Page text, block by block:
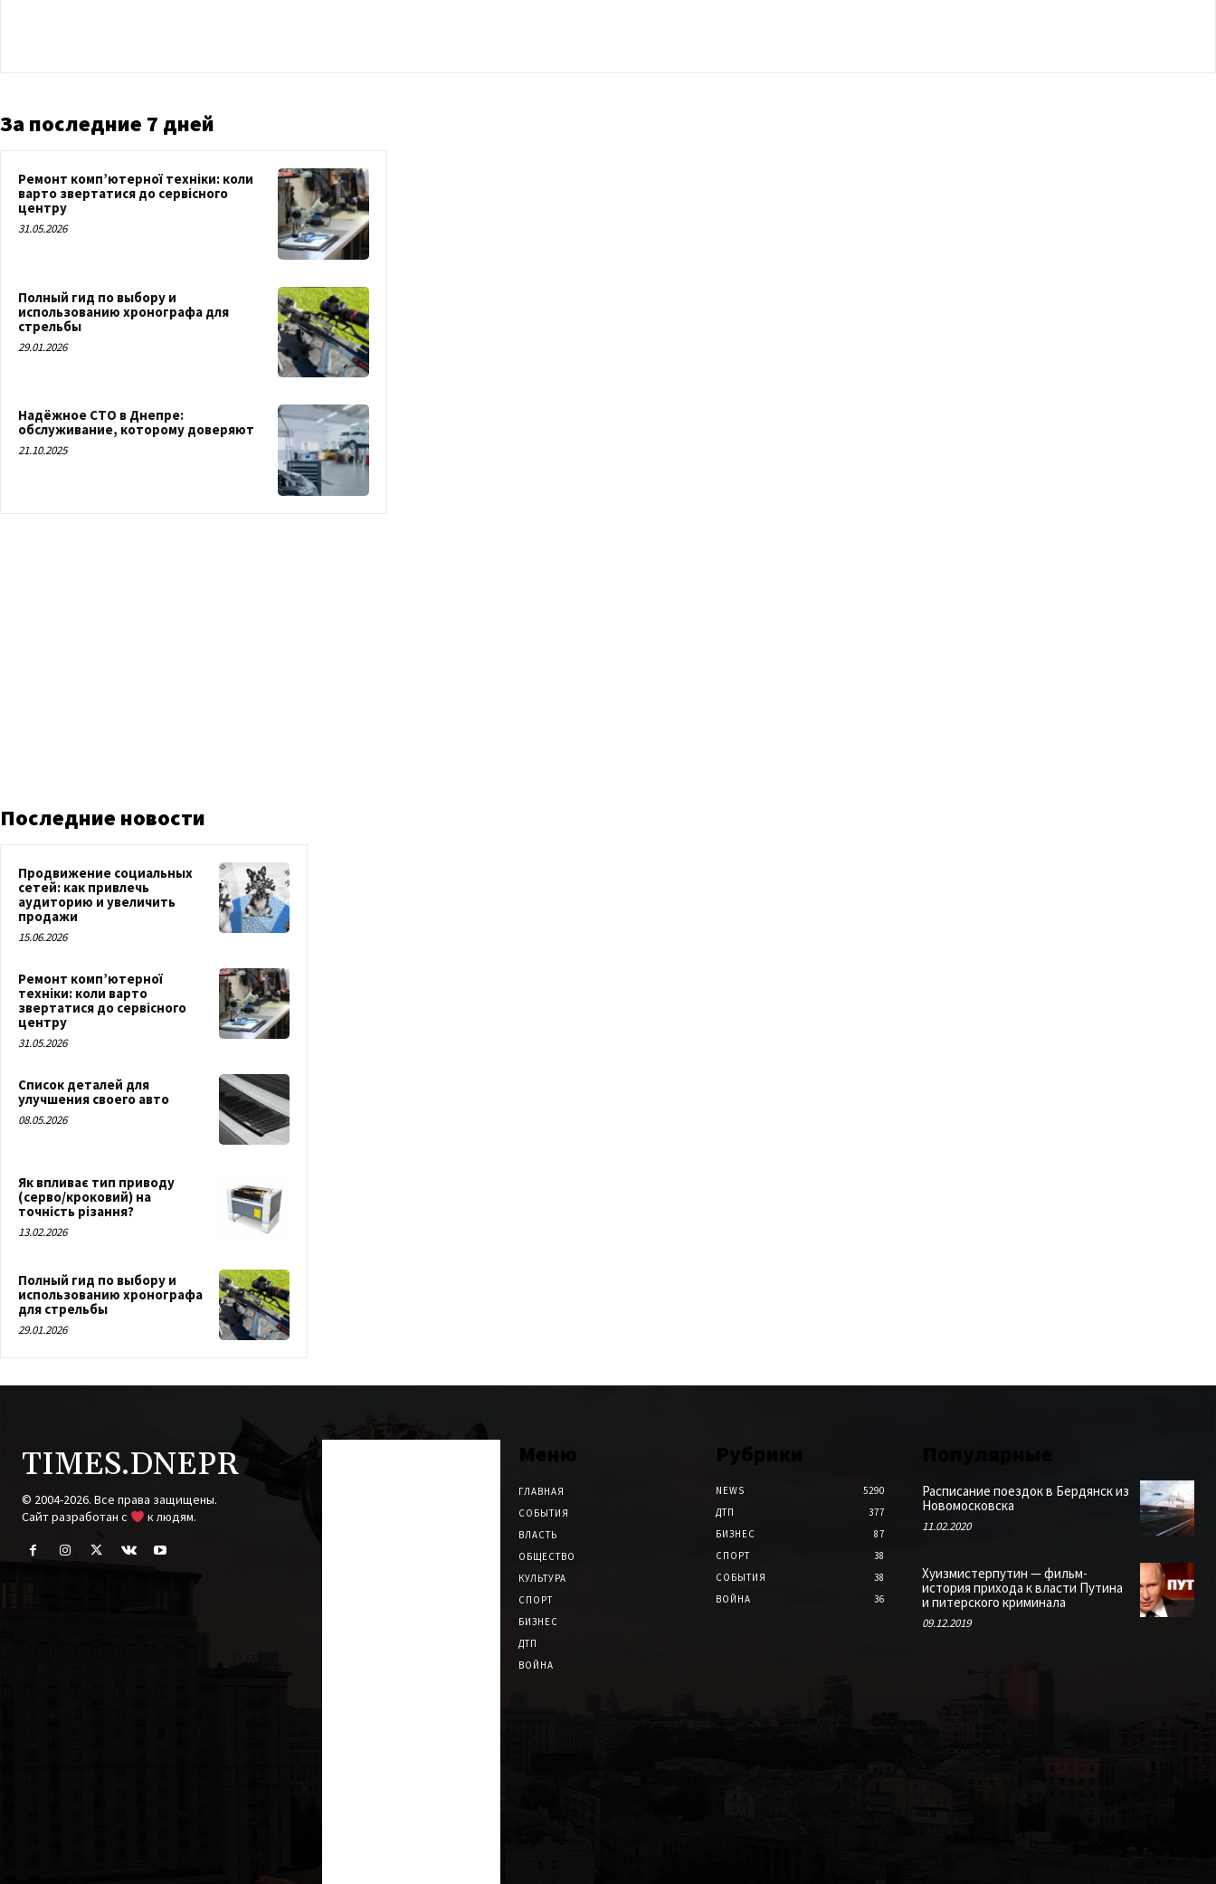
За последние 7 дней
Ремонт комп’ютерної техніки: коли
варто звертатися до сервісного
центру
31.05.2026
Полный гид по выбору и
использованию хронографа для
стрельбы
29.01.2026
Надёжное СТО в Днепре:
обслуживание, которому доверяют
21.10.2025
Последние новости
Продвижение социальных
сетей: как привлечь
аудиторию и увеличить
продажи
15.06.2026
Ремонт комп’ютерної
техніки: коли варто
звертатися до сервісного
центру
31.05.2026
Список деталей для
улучшения своего авто
08.05.2026
Як впливає тип приводу
(серво/кроковий) на
точність різання?
13.02.2026
Полный гид по выбору и
использованию хронографа
для стрельбы
29.01.2026
TIMES.DNEPR
© 2004-2026. Все права защищены.
Cайт разработан с
к людям.
Меню
ГЛАВНАЯ
СОБЫТИЯ
ВЛАСТЬ
ОБЩЕСТВО
КУЛЬТУРА
СПОРТ
БИЗНЕС
ДТП
ВОЙНА
Рубрики
NEWS
5290
ДТП
377
БИЗНЕС
87
СПОРТ
38
СОБЫТИЯ
38
ВОЙНА
36
Расписание поездок в Бердянск из
Новомосковска
11.02.2020
Хуизмистерпутин — фильм-
история прихода к власти Путина
и питерского криминала
09.12.2019